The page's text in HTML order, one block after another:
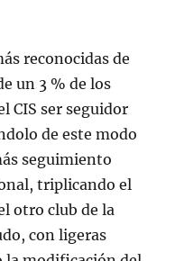
reconocidas de
un 3 % de los
CIS ser seguidor
de este modo
seguimiento
triplicando el
otro club de la
con ligeras